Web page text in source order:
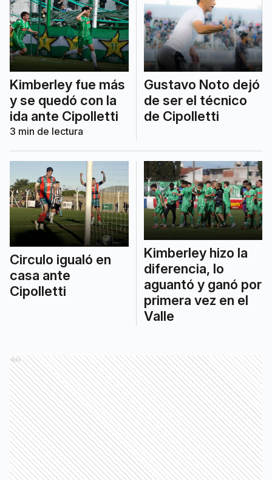
Kimberley fue más
y se quedó con la
ida ante Cipolletti
3 min de lectura
Gustavo Noto dejó
de ser el técnico
de Cipolletti
Circulo igualó en
casa ante
Cipolletti
Kimberley hizo la
diferencia, lo
aguantó y ganó por
primera vez en el
Valle
Ads